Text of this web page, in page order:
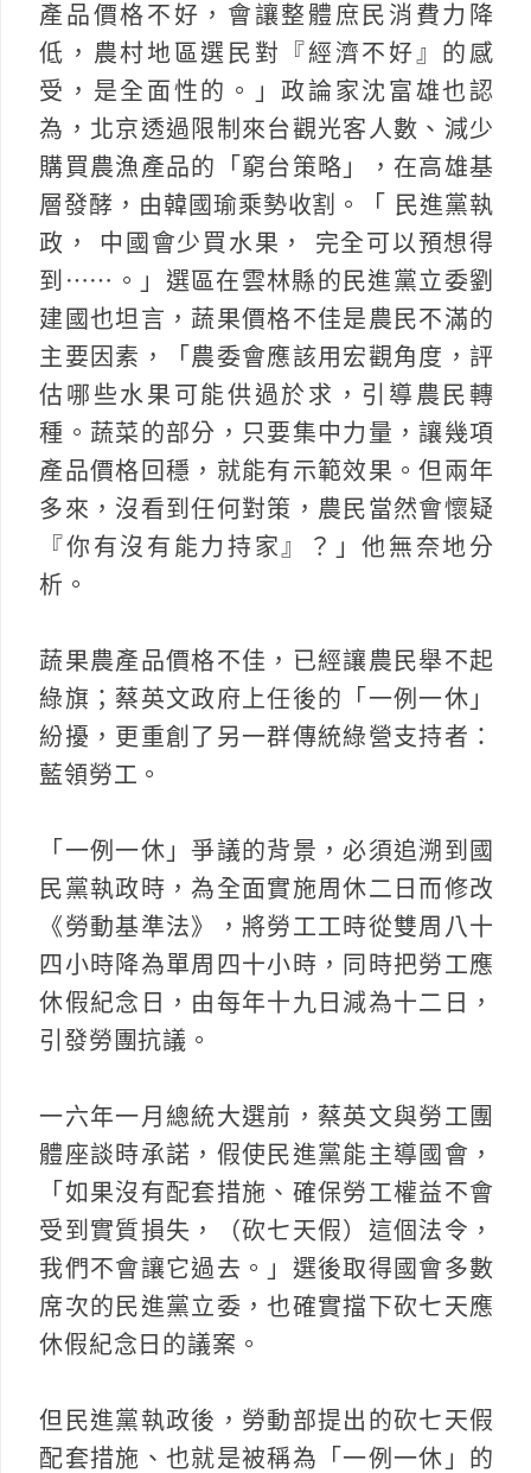
產品價格不好，會讓整體庶民消費力降
低，農村地區選民對『經濟不好』的感
受，是全面性的。」政論家沈富雄也認
為，北京透過限制來台觀光客人數、減少
購買農漁產品的「窮台策略」，在高雄基
層發酵，由韓國瑜乘勢收割。「 民進黨執
政， 中國會少買水果， 完全可以預想得
到⋯⋯。」選區在雲林縣的民進黨立委劉
建國也坦言，蔬果價格不佳是農民不滿的
主要因素，「農委會應該用宏觀角度，評
估哪些水果可能供過於求，引導農民轉
種。蔬菜的部分，只要集中力量，讓幾項
產品價格回穩，就能有示範效果。但兩年
多來，沒看到任何對策，農民當然會懷疑
『你有沒有能力持家』？」他無奈地分
析。
蔬果農產品價格不佳，已經讓農民舉不起
綠旗；蔡英文政府上任後的「一例一休」
紛擾，更重創了另一群傳統綠營支持者：
藍領勞工。
「一例一休」爭議的背景，必須追溯到國
民黨執政時，為全面實施周休二日而修改
《勞動基準法》，將勞工工時從雙周八十
四小時降為單周四十小時，同時把勞工應
休假紀念日，由每年十九日減為十二日，
引發勞團抗議。
一六年一月總統大選前，蔡英文與勞工團
體座談時承諾，假使民進黨能主導國會，
「如果沒有配套措施、確保勞工權益不會
受到實質損失，（砍七天假）這個法令，
我們不會讓它過去。」選後取得國會多數
席次的民進黨立委，也確實擋下砍七天應
休假紀念日的議案。
但民進黨執政後，勞動部提出的砍七天假
配套措施、也就是被稱為「一例一休」的